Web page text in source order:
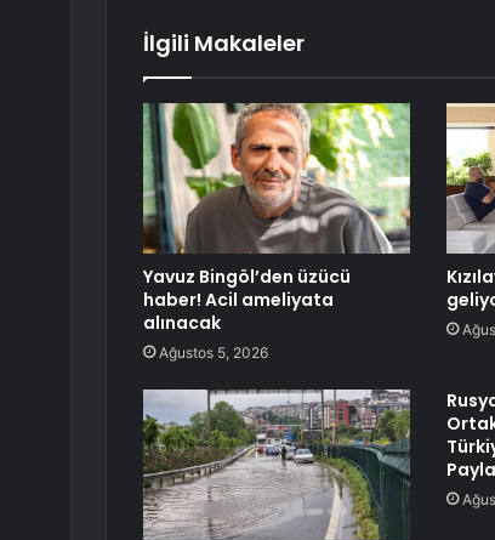
İlgili Makaleler
Yavuz Bingöl’den üzücü
haber! Acil ameliyata
alınacak
Ağustos 5, 2026